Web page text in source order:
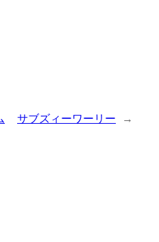
サブズィーワーリー →